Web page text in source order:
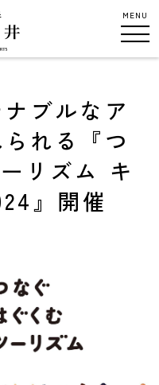
MENU
ナブルなア
れる『つ
リズム キ
』開催